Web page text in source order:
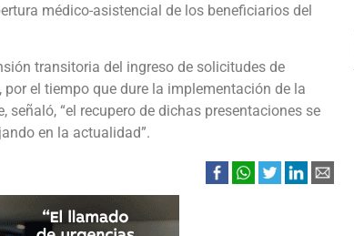
médico-asistencial de los beneficiarios del
transitoria del ingreso de solicitudes de
el tiempo que dure la implementación de la
“el recupero de dichas presentaciones se
en la actualidad”.